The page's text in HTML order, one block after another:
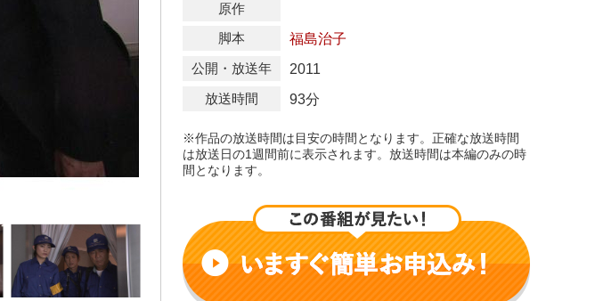
原作
脚本
福島治子
公開・放送年
2011
放送時間
93分
※作品の放送時間は目安の時間となります。正確な放送時間
は放送日の1週間前に表示されます。放送時間は本編のみの時
間となります。